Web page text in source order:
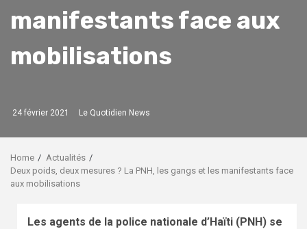
manifestants face aux
mobilisations
24 février 2021 Le Quotidien News
Home
Actualités
Deux poids, deux mesures ? La PNH, les gangs et les manifestants face
aux mobilisations
Les agents de la police nationale d’Haïti (PNH) se